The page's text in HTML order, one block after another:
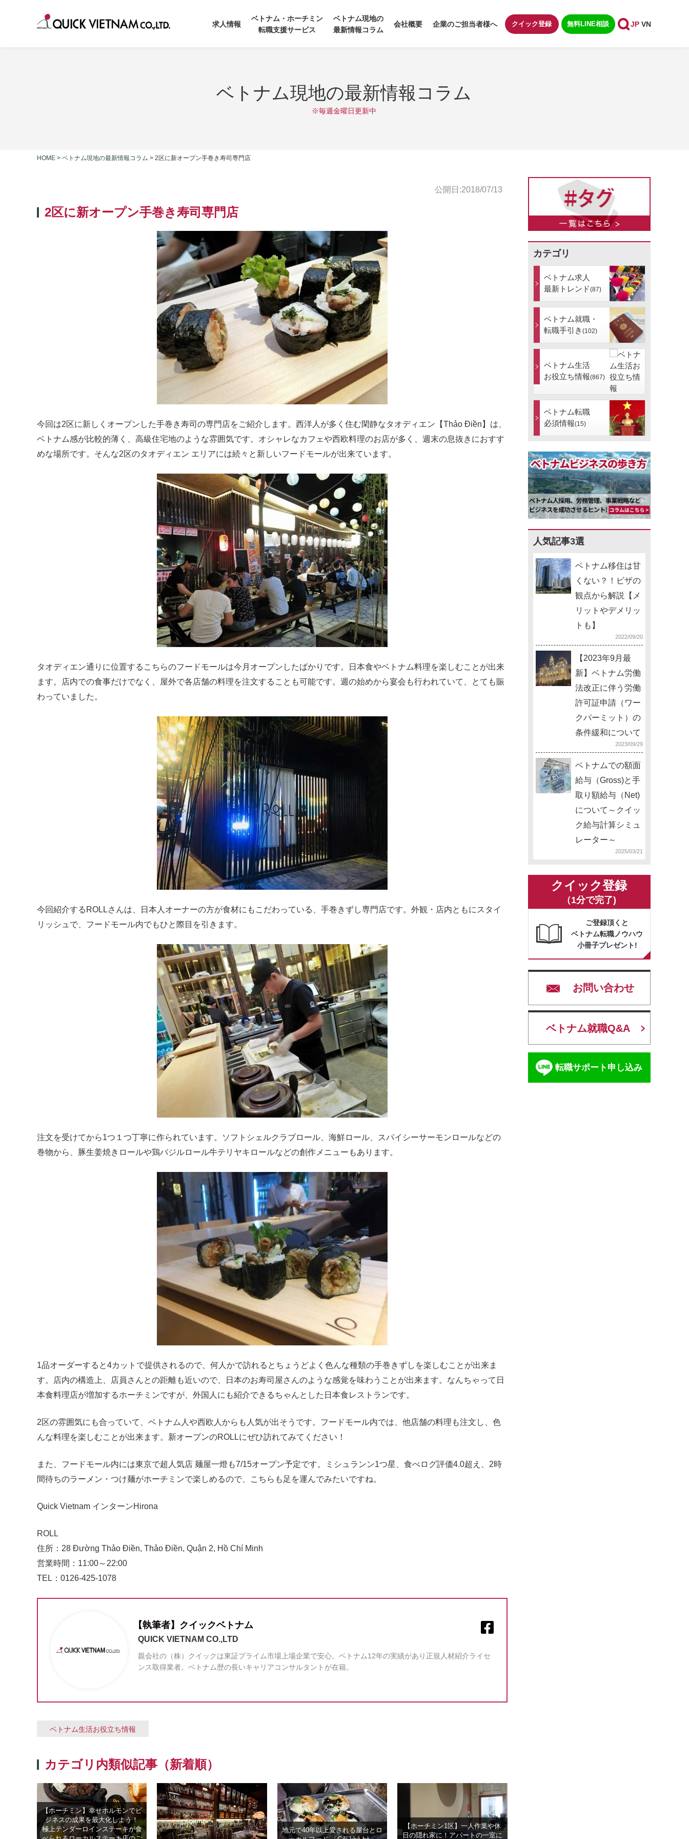
求人情報
ベトナム・ホーチミン
転職支援サービス
ベトナム現地の
最新情報コラム
会社概要 企業のご担当者様へ クイック登録 無料LINE相談 JP VN
ベトナム現地の最新情報コラム
※毎週金曜日更新中
HOME > ベトナム現地の最新情報コラム > 2区に新オープン手巻き寿司専門店
公開日:2018/07/13
2区に新オープン手巻き寿司専門店
今回は2区に新しくオープンした手巻き寿司の専門店をご紹介します。西洋人が多く住む閑静なタオディエン【Thảo Điền】は、
ベトナム感が比較的薄く、高級住宅地のような雰囲気です。オシャレなカフェや西欧料理のお店が多く、週末の息抜きにおすす
めな場所です。そんな2区のタオディエン エリアには続々と新しいフードモールが出来ています。
タオディエン通りに位置するこちらのフードモールは今月オープンしたばかりです。日本食やベトナム料理を楽しむことが出来
ます。店内での食事だけでなく、屋外で各店舗の料理を注文することも可能です。週の始めから宴会も行われていて、とても賑
わっていました。
今回紹介するROLLさんは、日本人オーナーの方が食材にもこだわっている、手巻きずし専門店です。外観・店内ともにスタイ
リッシュで、フードモール内でもひと際目を引きます。
注文を受けてから1つ１つ丁寧に作られています。ソフトシェルクラブロール、海鮮ロール、スパイシーサーモンロールなどの
巻物から、豚生姜焼きロールや鶏バジルロール牛テリヤキロールなどの創作メニューもあります。
1品オーダーすると4カットで提供されるので、何人かで訪れるとちょうどよく色んな種類の手巻きずしを楽しむことが出来ま
す。店内の構造上、店員さんとの距離も近いので、日本のお寿司屋さんのような感覚を味わうことが出来ます。なんちゃって日
本食料理店が増加するホーチミンですが、外国人にも紹介できるちゃんとした日本食レストランです。
2区の雰囲気にも合っていて、ベトナム人や西欧人からも人気が出そうです。フードモール内では、他店舗の料理も注文し、色
んな料理を楽しむことが出来ます。新オープンのROLLにぜひ訪れてみてください！
また、フードモール内には東京で超人気店 麺屋一燈も7/15オープン予定です。ミシュランン1つ星、食べログ評価4.0超え、2時
間待ちのラーメン・つけ麺がホーチミンで楽しめるので、こちらも足を運んでみたいですね。
Quick Vietnam インターンHirona
ROLL
住所：28 Đường Thảo Điền, Thảo Điền, Quận 2, Hồ Chí Minh
営業時間：11:00～22:00
TEL：0126-425-1078
【執筆者】クイックベトナム
QUICK VIETNAM CO.,LTD
親会社の（株）クイックは東証プライム市場上場企業で安心。ベトナム12年の実績があり正規人材紹介ライセ
ンス取得業者。ベトナム歴の長いキャリアコンサルタントが在籍。
ベトナム生活お役立ち情報
カテゴリ内類似記事（新着順）
【ホーチミン】幸せホルモンでビ
ジネスの成果を最大化しよう！
極上テンダーロインステーキが食
地元で40年以上愛される屋台とロ
【ホーチミン1区】一人作業や休
日の隠れ家に！アパートの一室に
カテゴリ
ベトナム求人
最新トレンド(87)
ベトナム就職・
転職手引き (102)
ベトナム生活
お役立ち情報(867)
ベトナム転職
必須情報(15)
人気記事3選
ベトナム移住は甘
くない？！ビザの
観点から解説【メ
リットやデメリッ
トも】
2022/09/20
【2023年9月最
新】ベトナム労働
法改正に伴う労働
許可証申請（ワー
クパーミット）の
条件緩和について
2023/09/29
ベトナムでの額面
給与（Gross)と手
取り額給与（Net)
について～クイッ
ク給与計算シミュ
レーター～
2025/03/21
クイック登録
（1分で完了)
ご登録頂くと
ベトナム転職ノウハウ
小冊子プレゼント!
お問い合わせ
ベトナム就職Q&A
転職サポート申し込み